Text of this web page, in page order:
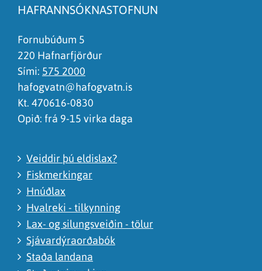
Það er of mikið efni á síðunni
Ég skil ekki efnið, finnst það of flókið
HAFRANNSÓKNASTOFNUN
Fornubúðum 5
220 Hafnarfjörður
Sími: 575 2000
hafogvatn@hafogvatn.is
Kt. 470616-0830
Opið: frá 9-15 virka daga
Veiddir þú eldislax?
Fiskmerkingar
Hnúðlax
Hvalreki - tilkynning
Lax- og silungsveiðin - tölur
Sjávardýraorðabók
Staða landana